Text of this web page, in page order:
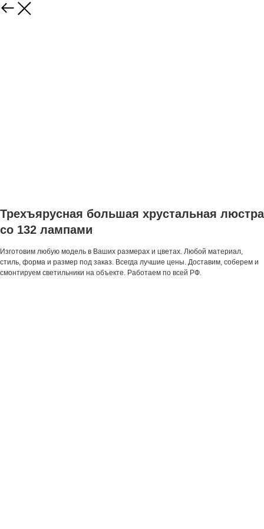
Трехъярусная большая хрустальная люстра
со 132 лампами
Изготовим любую модель в Ваших размерах и цветах. Любой материал,
стиль, форма и размер под заказ. Всегда лучшие цены. Доставим, соберем и
смонтируем светильники на объекте. Работаем по всей РФ.